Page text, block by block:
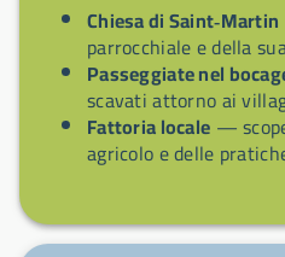
Chiesa di Saint‑Martin
parrocchiale e della
Passeggiate nel
scavati attorno ai
Fattoria locale —
agricolo e delle
disseminati nel